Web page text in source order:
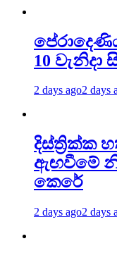
10
2 days ago2 days
දිස්ත්‍රික්ක
ඇඟවීමේ
කෙරේ
2 days ago2 days